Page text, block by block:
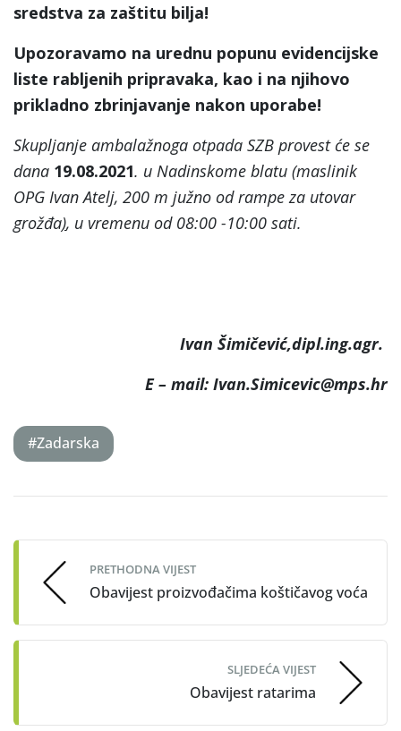
sredstva za zaštitu bilja!
Upozoravamo na urednu popunu evidencijske
liste rabljenih pripravaka, kao i na njihovo
prikladno zbrinjavanje nakon uporabe!
Skupljanje ambalažnoga otpada SZB provest će se
dana 19.08.2021. u Nadinskome blatu (maslinik
OPG Ivan Atelj, 200 m južno od rampe za utovar
grožđa), u vremenu od 08:00 -10:00 sati.
Ivan Šimičević,dipl.ing.agr.
E – mail: Ivan.Simicevic@mps.hr
#Zadarska
navigation
PRETHODNA VIJEST
Obavijest proizvođačima koštičavog voća
SLJEDEĆA VIJEST
Obavijest ratarima